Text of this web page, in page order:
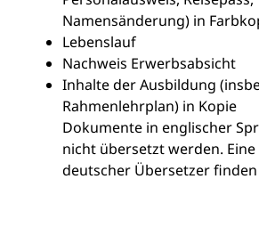
Namensänderung) in
Lebenslauf
Nachweis Erwerbsabsicht
Inhalte der Ausbildung
Rahmenlehrplan) in Kopie
Dokumente in englischer
nicht übersetzt werden.
deutscher Übersetzer finden